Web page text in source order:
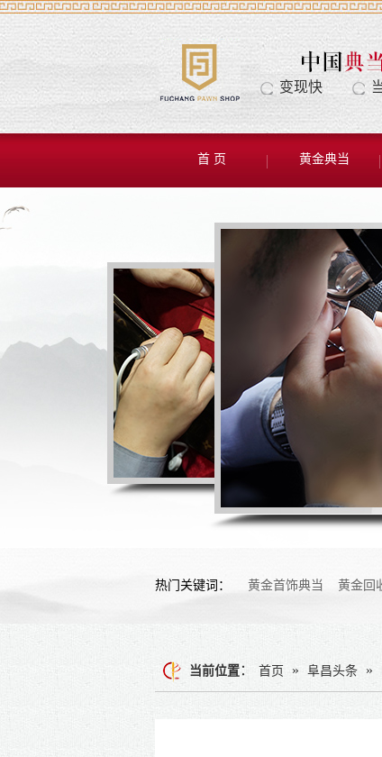
变现快
首 页 黄金典当
热门关键词： 黄金首饰典当 黄金回
当前位置 ： 首页 » 阜昌头条 »